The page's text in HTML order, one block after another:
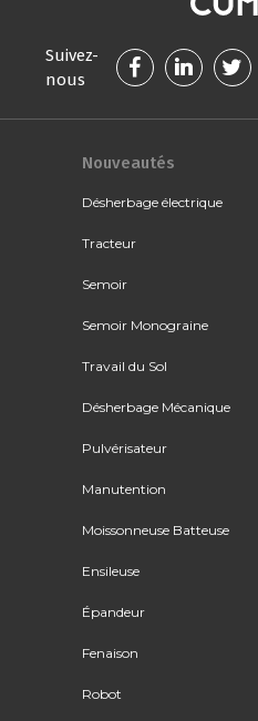
Suivez-
nous
Nouveautés
Désherbage électrique
Tracteur
Semoir
Semoir Monograine
Travail du Sol
Désherbage Mécanique
Pulvérisateur
Manutention
Moissonneuse Batteuse
Ensileuse
Épandeur
Fenaison
Robot